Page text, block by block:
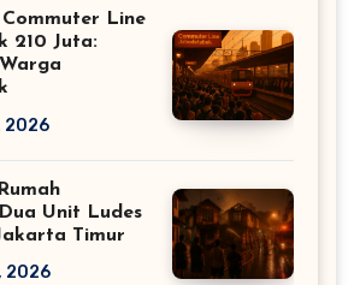
Line
210 Juta:
2026
Unit Ludes
Timur
2026